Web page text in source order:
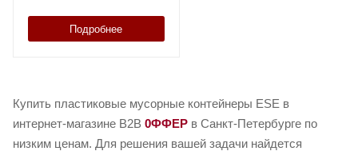
Подробнее
Купить пластиковые мусорные контейнеры ESE в
интернет-магазине B2B 0ФФЕР в Санкт-Петербурге по
низким ценам. Для решения вашей задачи найдется